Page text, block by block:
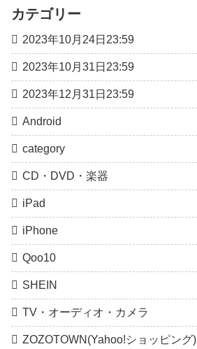
カテゴリー
2023年10月24日23:59
2023年10月31日23:59
2023年12月31日23:59
Android
category
CD・DVD・楽器
iPad
iPhone
Qoo10
SHEIN
TV・オーディオ・カメラ
ZOZOTOWN(Yahoo!ショッピング)